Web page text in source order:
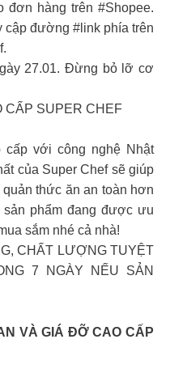
đơn hàng trên #Shopee.
cập đường #link phía trên
27.01. Đừng bỏ lỡ cơ
CẤP SUPER CHEF
cấp với công nghệ Nhật
của Super Chef sẽ giúp
thức ăn an toàn hơn
phẩm đang được ưu
sắm nhé cả nhà!
CHẤT LƯỢNG TUYỆT
7 NGÀY NẾU SẢN
VÀ GIÁ ĐỠ CAO CẤP